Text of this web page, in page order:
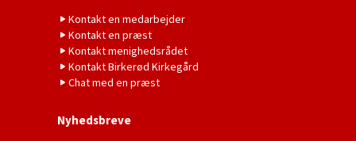
Kontakt en medarbejder
Kontakt en præst
Kontakt menighedsrådet
Kontakt Birkerød Kirkegård
Chat med en præst
Nyhedsbreve